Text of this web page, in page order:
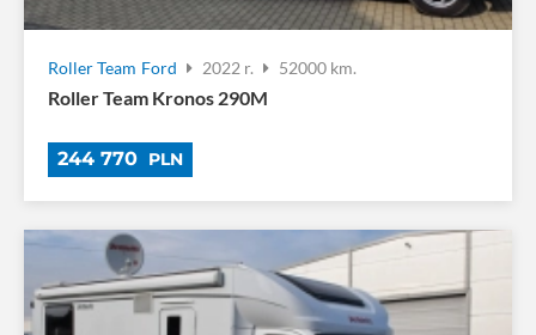
Roller Team Ford 2022 r. 52000 km.
Roller Team Kronos 290M
244 770 PLN